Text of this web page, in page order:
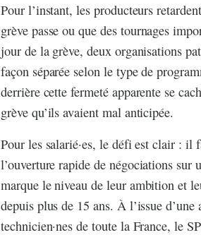
Pour l’instant, les producteurs
grève passe ou que des tournages
jour de la grève, deux organisations
façon séparée selon le type de
derrière cette fermeté apparente se
grève qu’ils avaient mal anticipée.
Pour les salarié·es, le défi est clair :
l’ouverture rapide de négociations sur
marque le niveau de leur ambition et
depuis plus de 15 ans. À l’issue
technicien·nes de toute la France, le